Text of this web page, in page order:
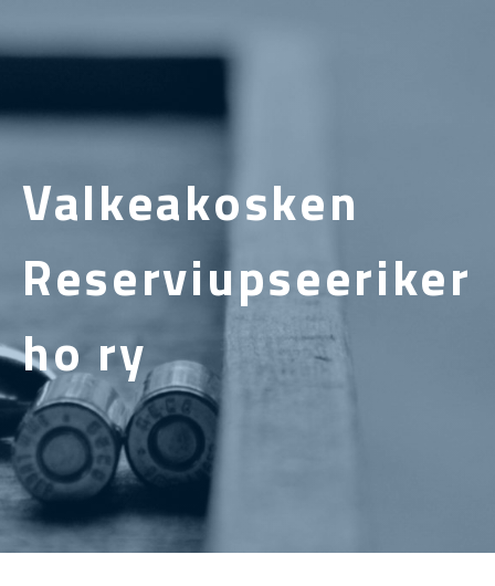
Valkeakosken
Reserviupseeriker
ho ry